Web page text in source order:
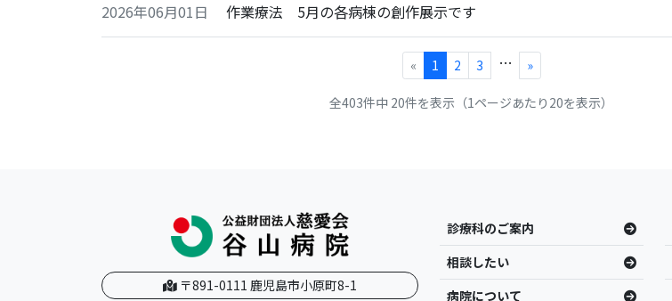
2026年06月01日 作業療法 5月の各病棟の創作展示です
« 1 2 3 … »
全403件中 20件を表示（1ページあたり20を表示）
〒891-0111 鹿児島市小原町8-1
診療科のご案内
相談したい
病院について